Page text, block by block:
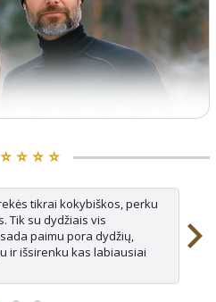
⭐️ ⭐️ ⭐️
tikrai kokybiškos, perku
Tik su dydžiais vis
paimu pora dydžių,
ir išsirenku kas labiausiai